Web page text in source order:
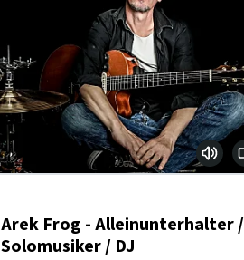
Arek Frog - Alleinunterhalter /
Solomusiker / DJ